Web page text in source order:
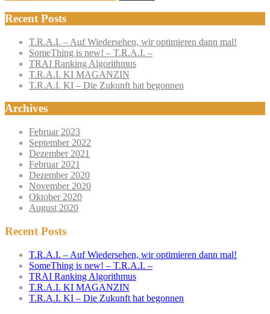
Recent Posts
T.R.A.I. – Auf Wiedersehen, wir optimieren dann mal!
SomeThing is new! – T.R.A.I. –
TRAI Ranking Algorithmus
T.R.A.I. KI MAGANZIN
T.R.A.I. KI – Die Zukunft hat begonnen
Archives
Februar 2023
September 2022
Dezember 2021
Februar 2021
Dezember 2020
November 2020
Oktober 2020
August 2020
Recent Posts
T.R.A.I. – Auf Wiedersehen, wir optimieren dann mal!
SomeThing is new! – T.R.A.I. –
TRAI Ranking Algorithmus
T.R.A.I. KI MAGANZIN
T.R.A.I. KI – Die Zukunft hat begonnen